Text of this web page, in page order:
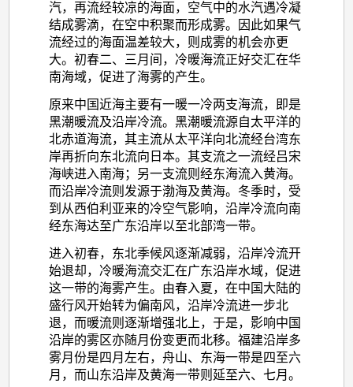
汽，再流经较凉的海面，空气中的水汽遇冷凝
结成雾滴，在空中积聚而形成雾。因此如果气
流经过的海面温差较大，则成雾的机会亦更
大。初春二、三月间，冷暖海流正好交汇在华
南海域，促进了海雾的产生。
原来中国近海主要有一暖一冷两支海流，即是
黑潮暖流及沿岸冷流。黑潮暖流源自太平洋的
北赤道海流，其主流从太平洋向北流经台湾东
岸再折向东北流向日本。其支流之一流经吕宋
海峡进入南海；另一支流则经东海流入黄海。
而沿岸冷流则发源于渤海及黄海。冬季时，受
到从西伯利亚来的冷空气影响，沿岸冷流向南
经东海达至广东沿岸以至北部湾一带。
进入初春，东北季候风逐渐减弱，沿岸冷流开
始退却，冷暖海流交汇在广东沿岸水域，促进
这一带的海雾产生。由春入夏，在中国大陆的
盛行风开始转为偏南风，沿岸冷流进一步北
退，而暖流则逐渐增强北上，于是，影响中国
沿岸的雾区亦随月份变更而北移。福建沿岸多
雾月份是四月左右，舟山、东海一带是四至六
月，而山东沿岸及黄海一带则延至六、七月。